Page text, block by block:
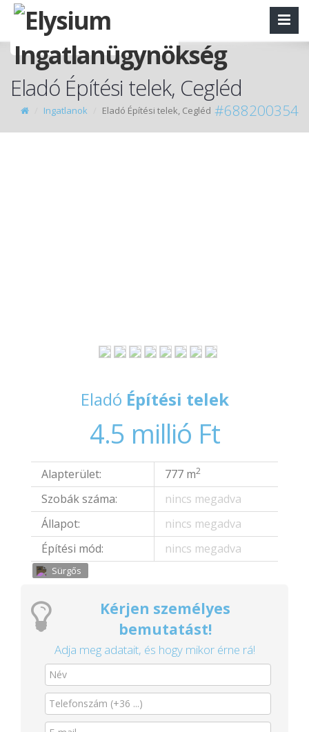
Eladó Építési telek, Cegléd
Ingatlanok Eladó Építési telek, Cegléd #688200354
Eladó Építési telek
4.5 millió Ft
Alapterület: 777 m2
Szobák száma:
nincs megadva
Állapot:
nincs megadva
Építési mód:
nincs megadva
Sürgős
Kérjen személyes
bemutatást!
Adja meg adatait, és hogy mikor érne rá!